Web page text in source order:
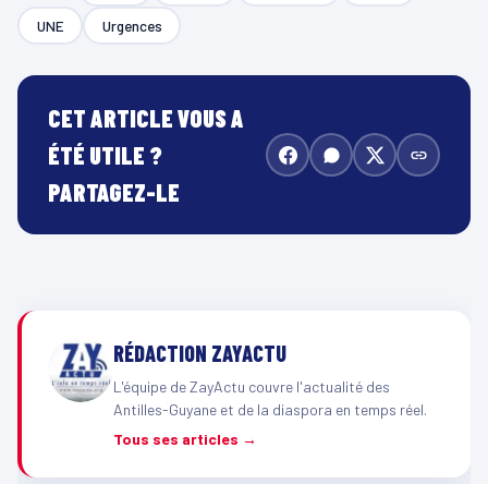
UNE Urgences
CET ARTICLE VOUS A
ÉTÉ UTILE ?
PARTAGEZ-LE
RÉDACTION ZAYACTU
L'équipe de ZayActu couvre l'actualité des
Antilles-Guyane et de la diaspora en temps réel.
Tous ses articles →